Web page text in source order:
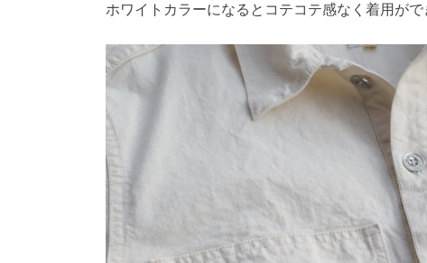
ホワイトカラーになるとコテコテ感なく着用が